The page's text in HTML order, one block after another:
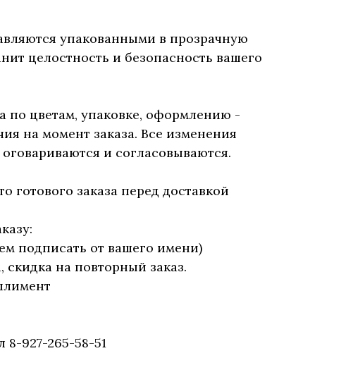
упакованными в прозрачную
целостность и безопасность вашего
по цветам, упаковке, оформлению -
на момент заказа. Все изменения
и согласовываются.
готового заказа перед доставкой
подписать от вашего имени)
скидка на повторный заказ.
8-927-265-58-51